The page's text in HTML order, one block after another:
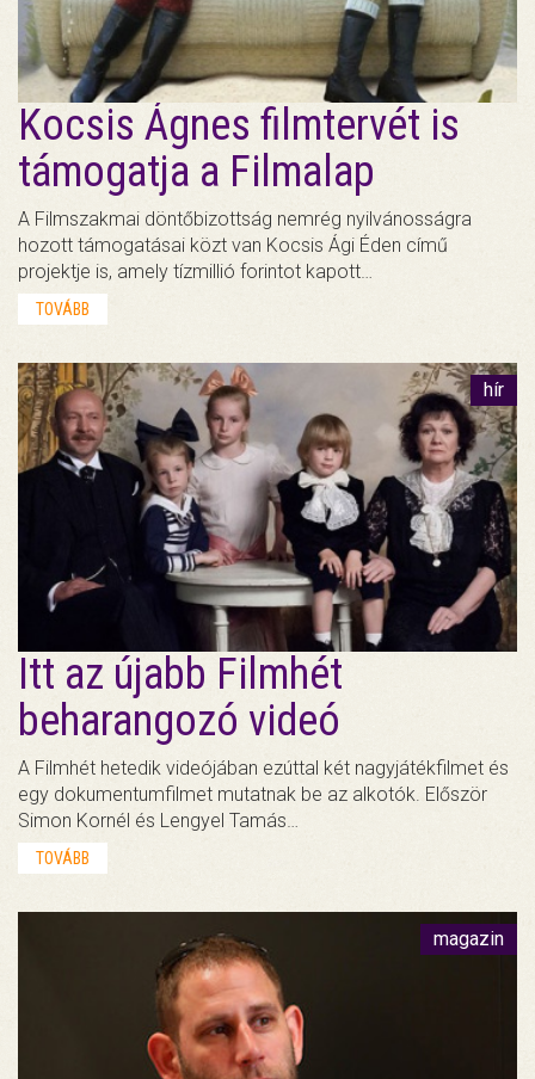
Kocsis Ágnes filmtervét is
támogatja a Filmalap
A Filmszakmai döntőbizottság nemrég nyilvánosságra
hozott támogatásai közt van Kocsis Ági Éden című
projektje is, amely tízmillió forintot kapott…
TOVÁBB
hír
Itt az újabb Filmhét
beharangozó videó
A Filmhét hetedik videójában ezúttal két nagyjátékfilmet és
egy dokumentumfilmet mutatnak be az alkotók. Először
Simon Kornél és Lengyel Tamás…
TOVÁBB
magazin